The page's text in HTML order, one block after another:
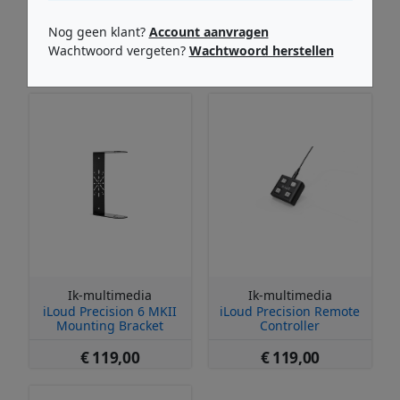
Gerelateerde producten
Ik-multimedia
iLoud Precision 6 MKII
Mounting Bracket
€ 119,00
Ik-multimedia
iLoud Precision Remote
Controller
€ 119,00
Nog geen klant? Account aanvragen
Wachtwoord vergeten? Wachtwoord herstellen